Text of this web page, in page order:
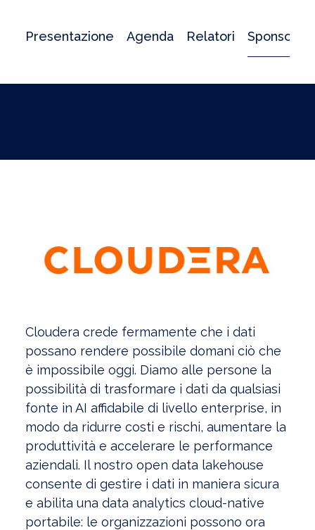
Presentazione Agenda Relatori Sponsor
Cloudera crede fermamente che i dati
possano rendere possibile domani ciò che
è impossibile oggi. Diamo alle persone la
possibilità di trasformare i dati da qualsiasi
fonte in AI affidabile di livello enterprise, in
modo da ridurre costi e rischi, aumentare la
produttività e accelerare le performance
aziendali. Il nostro open data lakehouse
consente di gestire i dati in maniera sicura
e abilita una data analytics cloud-native
portabile: le organizzazioni possono ora